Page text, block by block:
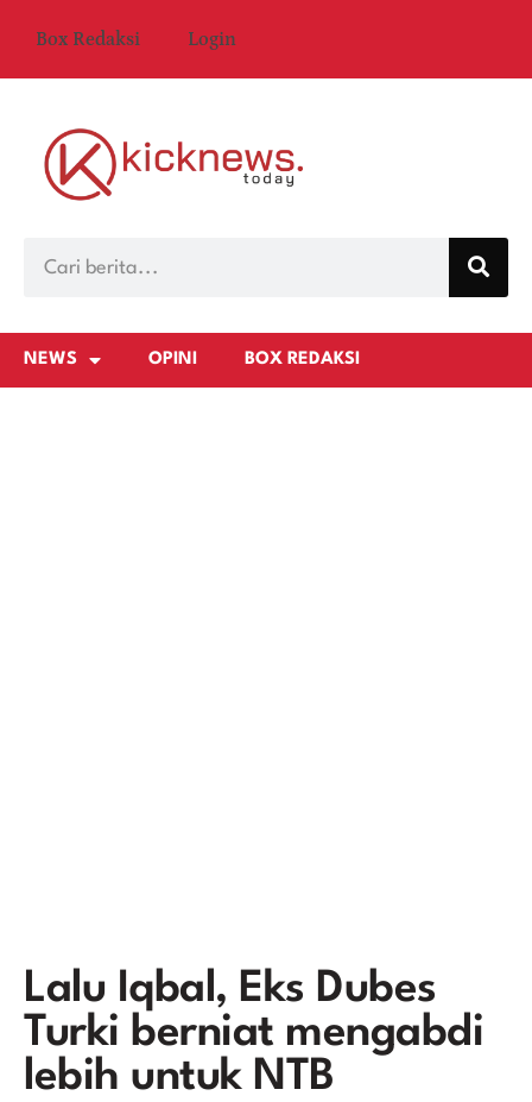
Box Redaksi Login
NEWS OPINI BOX REDAKSI
Lalu Iqbal, Eks Dubes
Turki berniat mengabdi
lebih untuk NTB